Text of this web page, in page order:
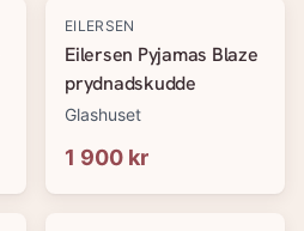
EILERSEN
Eilersen Pyjamas Blaze
prydnadskudde
Glashuset
1 900 kr